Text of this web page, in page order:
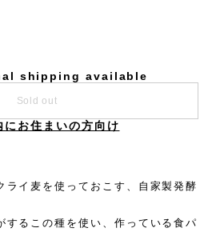
shipping available
Sold out
にお住まいの方向け
ライ麦を使っておこす、自家製発酵
するこの種を使い、作っている食パ